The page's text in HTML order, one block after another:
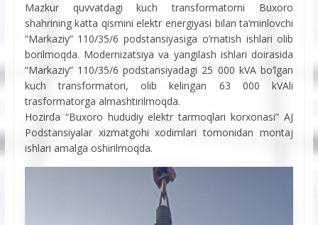
Mazkur quvvatdagi kuch transformatorni Buxoro
shahrining katta qismini elektr energiyasi bilan ta’minlovchi
“Markaziy” 110/35/6 podstansiyasiga o’rnatish ishlari olib
borilmoqda. Modernizatsiya va yangilash ishlari doirasida
“Markaziy” 110/35/6 podstansiyadagi 25 000 kVA bo’lgan
kuch transformatori, olib kelingan 63 000 kVAli
trasformatorga almashtirilmoqda.
Hozirda “Buxoro hududiy elektr tarmoqlari korxonasi” AJ
Podstansiyalar xizmatgohi xodimlari tomonidan montaj
ishlari amalga oshirilmoqda.